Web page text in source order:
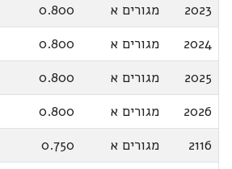
2023
מגורים א
0.800
2024
מגורים א
0.800
2025
מגורים א
0.800
2026
מגורים א
0.800
2116
מגורים א
0.750